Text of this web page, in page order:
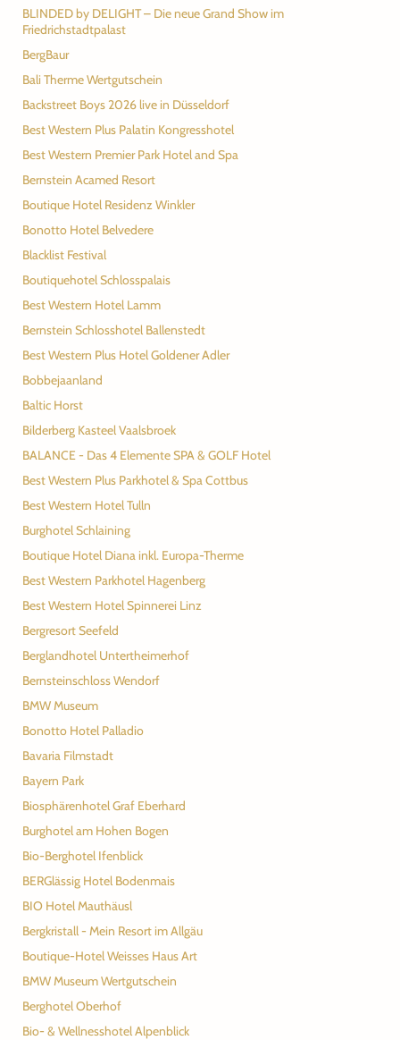
BLINDED by DELIGHT – Die neue Grand Show im
Friedrichstadtpalast
BergBaur
Bali Therme Wertgutschein
Backstreet Boys 2026 live in Düsseldorf
Best Western Plus Palatin Kongresshotel
Best Western Premier Park Hotel and Spa
Bernstein Acamed Resort
Boutique Hotel Residenz Winkler
Bonotto Hotel Belvedere
Blacklist Festival
Boutiquehotel Schlosspalais
Best Western Hotel Lamm
Bernstein Schlosshotel Ballenstedt
Best Western Plus Hotel Goldener Adler
Bobbejaanland
Baltic Horst
Bilderberg Kasteel Vaalsbroek
BALANCE - Das 4 Elemente SPA & GOLF Hotel
Best Western Plus Parkhotel & Spa Cottbus
Best Western Hotel Tulln
Burghotel Schlaining
Boutique Hotel Diana inkl. Europa-Therme
Best Western Parkhotel Hagenberg
Best Western Hotel Spinnerei Linz
Bergresort Seefeld
Berglandhotel Untertheimerhof
Bernsteinschloss Wendorf
BMW Museum
Bonotto Hotel Palladio
Bavaria Filmstadt
Bayern Park
Biosphärenhotel Graf Eberhard
Burghotel am Hohen Bogen
Bio-Berghotel Ifenblick
BERGlässig Hotel Bodenmais
BIO Hotel Mauthäusl
Bergkristall - Mein Resort im Allgäu
Boutique-Hotel Weisses Haus Art
BMW Museum Wertgutschein
Berghotel Oberhof
Bio- & Wellnesshotel Alpenblick